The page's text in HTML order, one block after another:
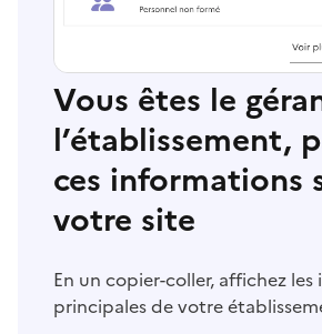
Vous êtes le
l’établissement,
ces informations
votre site
En un copier-coller, affichez
principales de votre